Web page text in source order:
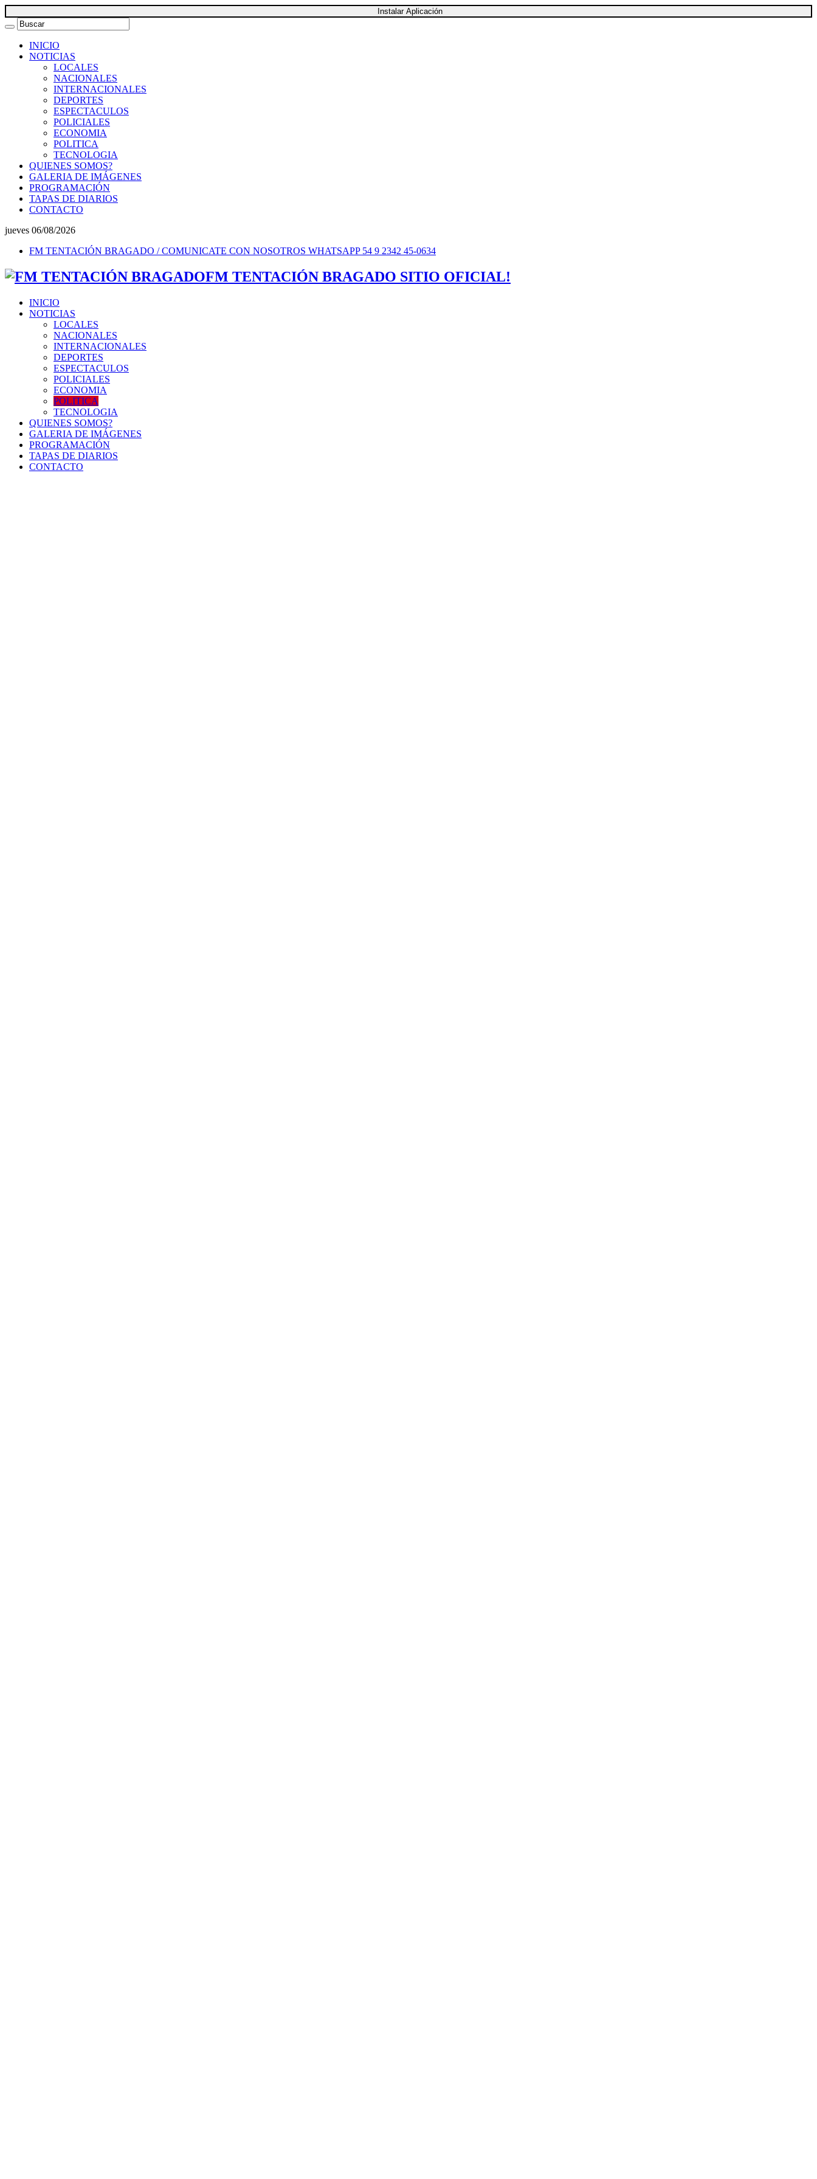
Instalar Aplicación
INICIO
NOTICIAS
LOCALES
NACIONALES
INTERNACIONALES
DEPORTES
ESPECTACULOS
POLICIALES
ECONOMIA
POLITICA
TECNOLOGIA
QUIENES SOMOS?
GALERIA DE IMÁGENES
PROGRAMACIÓN
TAPAS DE DIARIOS
CONTACTO
jueves 06/08/2026
FM TENTACIÓN BRAGADO / COMUNICATE CON NOSOTROS WHATSAPP 54 9 2342 45-0634
FM TENTACIÓN BRAGADO SITIO OFICIAL!
INICIO
NOTICIAS
LOCALES
NACIONALES
INTERNACIONALES
DEPORTES
ESPECTACULOS
POLICIALES
ECONOMIA
POLITICA
TECNOLOGIA
QUIENES SOMOS?
GALERIA DE IMÁGENES
PROGRAMACIÓN
TAPAS DE DIARIOS
CONTACTO